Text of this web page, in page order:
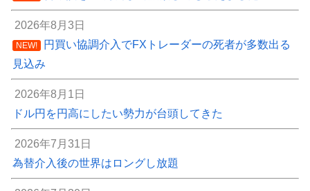
2026年8月3日
NEW!
円買い協調介入でFXトレーダーの死者が多数出る
見込み
2026年8月1日
ドル円を円高にしたい勢力が台頭してきた
2026年7月31日
為替介入後の世界はロングし放題